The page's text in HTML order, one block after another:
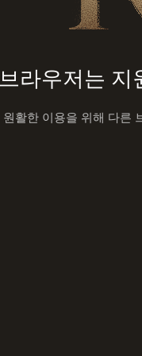
라우저는 지
원활한 이용을 위해 다른